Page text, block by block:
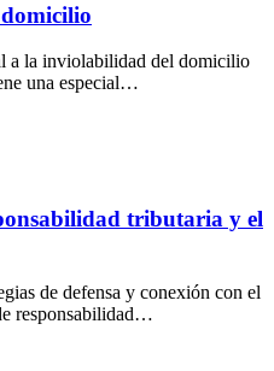
a la inviolabilidad del domicilio
una especial…
tributaria y el
de defensa y conexión con el
responsabilidad…